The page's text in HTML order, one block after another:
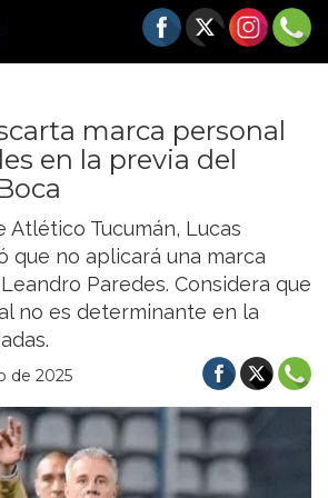
marca personal
en la previa del
Atlético Tucumán, Lucas
que no aplicará una marca
Paredes. Considera que
no es determinante en la
de 2025